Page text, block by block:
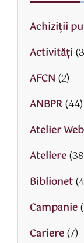
Achiziții
Activităţi
AFCN (2)
ANBPR(44)
Atelier
Ateliere
Biblionet
Campanie
Cariere(7)